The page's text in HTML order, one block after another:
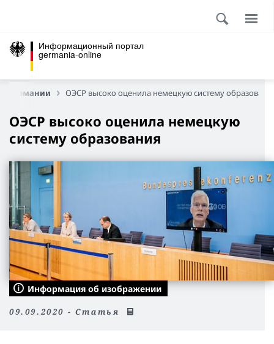
Информационный портал
germania-online
в Германии ОЭСР высоко оценила немецкую систему
ОЭСР высоко оценила немецкую
систему образования
Информация об изображении
09.09.2020 - Статья